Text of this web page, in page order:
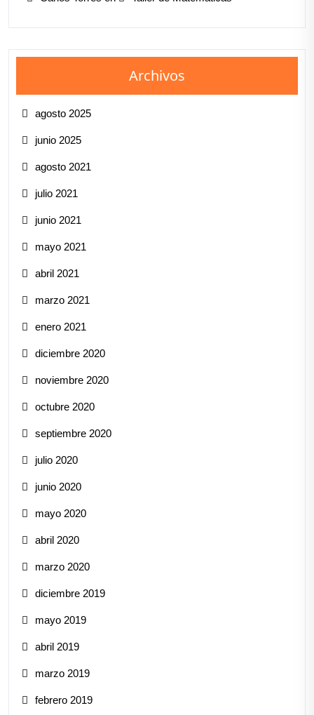
Archivos
agosto 2025
junio 2025
agosto 2021
julio 2021
junio 2021
mayo 2021
abril 2021
marzo 2021
enero 2021
diciembre 2020
noviembre 2020
octubre 2020
septiembre 2020
julio 2020
junio 2020
mayo 2020
abril 2020
marzo 2020
diciembre 2019
mayo 2019
abril 2019
marzo 2019
febrero 2019